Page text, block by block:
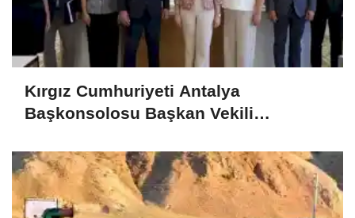
Kırgız Cumhuriyeti Antalya
Başkonsolosu Başkan Vekili